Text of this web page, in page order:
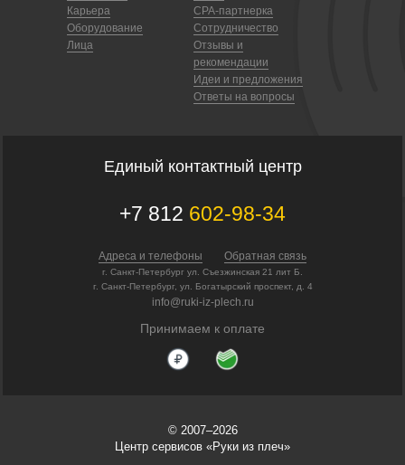
Карьера
Оборудование
Лица
CPA-партнерка
Сотрудничество
Отзывы и
рекомендации
Идеи и предложения
Ответы на вопросы
Единый контактный центр
+7 812 602-98-34
Адреса и телефоны Обратная связь
г. Санкт-Петербург ул. Съезжинская 21 лит Б.
г. Санкт-Петербург, ул. Богатырский проспект, д. 4
info@ruki-iz-plech.ru
Принимаем к оплате
© 2007–2026
Центр сервисов «Руки из плеч»